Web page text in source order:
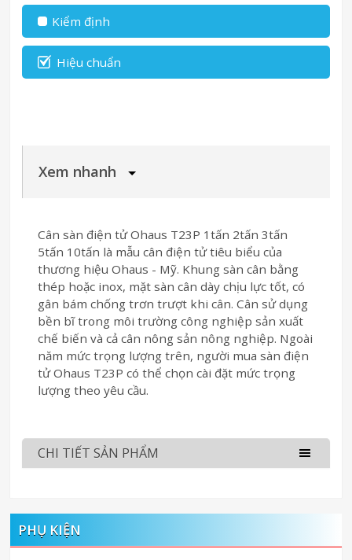
Kiểm định
Hiệu chuẩn
Xem nhanh
Cân sàn điện tử Ohaus T23P 1tấn 2tấn 3tấn
5tấn 10tấn là mẫu cân điện tử tiêu biểu của
thương hiệu Ohaus - Mỹ. Khung sàn cân bằng
thép hoặc inox, mặt sàn cân dày chịu lực tốt, có
gân bám chống trơn trượt khi cân. Cân sử dụng
bền bĩ trong môi trường công nghiệp sản xuất
chế biến và cả cân nông sản nông nghiệp. Ngoài
năm mức trọng lượng trên, người mua sàn điện
tử Ohaus T23P có thể chọn cài đặt mức trọng
lượng theo yêu cầu.
CHI TIẾT SẢN PHẨM
PHỤ KIỆN